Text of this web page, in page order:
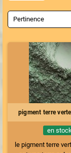
Pertinence
pigment terre
en
le pigment terre